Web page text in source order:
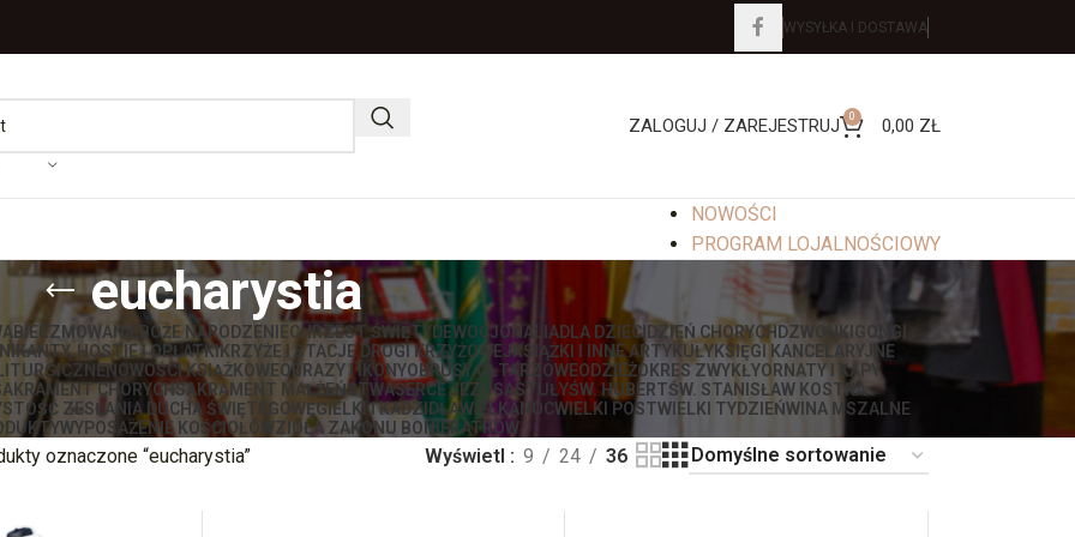
WYSYŁKA I DOSTAWA
ZALOGUJ / ZAREJESTRUJ 0 0,00 ZŁ
NOWOŚCI
PROGRAM LOJALNOŚCIOWY
eucharystia
BIERZMOWANIE BOŻE NARODZENIECHRZEST ŚWIĘTYDEWOCJONALIADLA DZIECI DZIEŃ CHORYCH DZWONKI GONGI
HOSTIE I OPŁATKIKRZYŻE I STACJE DROGI KRZYŻOWEJKSIĄŻKI I INNE ARTYKUŁYKSIĘGI KANCELARYJNE
NOWOŚCI KSIĄŻKOWEOBRAZY I IKONYOBRUSY OŁTARZOWEODZIEŻOKRES ZWYKŁYORNATY I KAPY
CHORYCHSAKRAMENT MAŁŻEŃSTWASERCE JEZUSASTUŁYŚW. HUBERTŚW. STANISŁAW KOSTKA
ZESŁANIA DUCHA ŚWIĘTEGO WĘGIELKI I KADZIDŁAWIELKANOCWIELKI POSTWIELKI TYDZIEŃWINA MSZALNE
WYPOSAŻENIE KOŚCIOŁÓWZIOŁA ZAKONU BONIFRATRÓW
oznaczone “eucharystia” Wyświetl 9 24 36